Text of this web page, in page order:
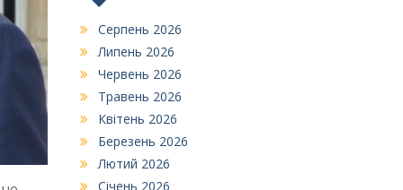
Серпень 2026
Липень 2026
Червень 2026
Травень 2026
Квітень 2026
Березень 2026
Лютий 2026
Січень 2026